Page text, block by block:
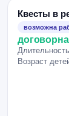
Квесты в
возможна
Возраст